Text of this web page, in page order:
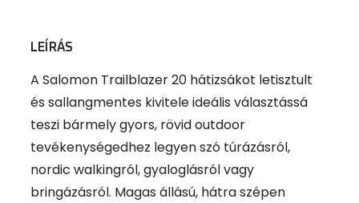
LEÍRÁS
A Salomon Trailblazer 20 hátizsákot letisztult
és sallangmentes kivitele ideális választássá
teszi bármely gyors, rövid outdoor
tevékenységedhez legyen szó túrázásról,
nordic walkingról, gyaloglásról vagy
bringázásról. Magas állású, hátra szépen